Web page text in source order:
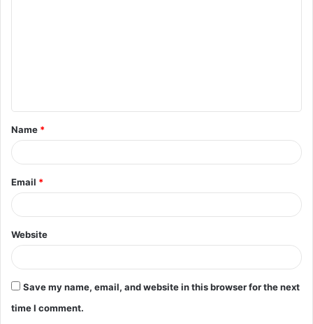
t
*
Name *
Email *
Website
Save my name, email, and website in this browser for the next
time I comment.